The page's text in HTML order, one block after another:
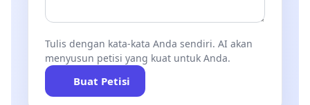
Tulis dengan kata-kata Anda sendiri. AI akan
menyusun petisi yang kuat untuk Anda.
Buat Petisi